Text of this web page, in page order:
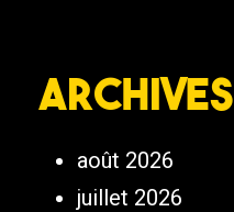
Archives
août 2026
juillet 2026